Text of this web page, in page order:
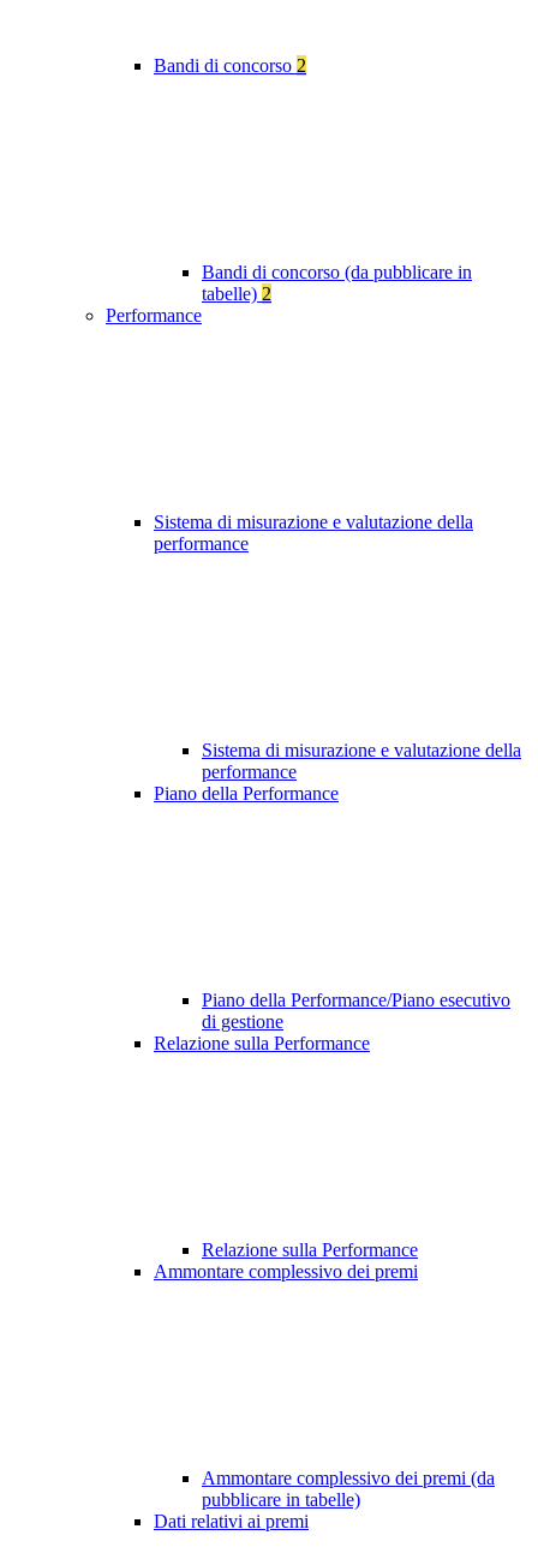
Bandi di concorso 2
Bandi di concorso (da pubblicare in
tabelle) 2
Performance
Sistema di misurazione e valutazione della
performance
Sistema di misurazione e valutazione della
performance
Piano della Performance
Piano della Performance/Piano esecutivo
di gestione
Relazione sulla Performance
Relazione sulla Performance
Ammontare complessivo dei premi
Ammontare complessivo dei premi (da
pubblicare in tabelle)
Dati relativi ai premi